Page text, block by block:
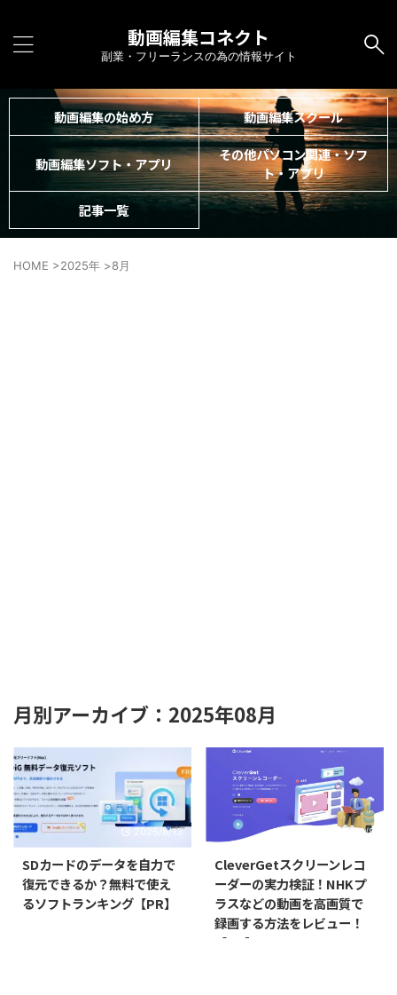
動画編集コネクト
副業・フリーランスの為の情報サイト
動画編集の始め方 動画編集スクール
動画編集ソフト・アプリ
その他パソコン関連・ソフ
ト・アプリ
記事一覧
HOME >2025年 >8月
月別アーカイブ：2025年08月
2025/8/13
SDカードのデータを自力で
復元できるか？無料で使え
るソフトランキング【PR】
2025/8/8
CleverGetスクリーンレコ
ーダーの実力検証！NHKプ
ラスなどの動画を高画質で
録画する方法をレビュー！
【PR】